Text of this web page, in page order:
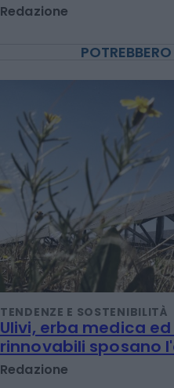
Redazione
TENDENZE E SOSTENIBILITÀ
Ulivi, erba medica
rinnovabili sposano
Redazione